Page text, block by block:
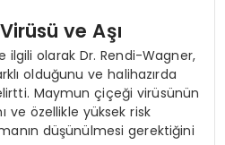
ve Aşı
olarak Dr. Rendi-Wagner,
olduğunu ve halihazırda
Maymun çiçeği virüsünün
ve özellikle yüksek risk
düşünülmesi gerektiğini